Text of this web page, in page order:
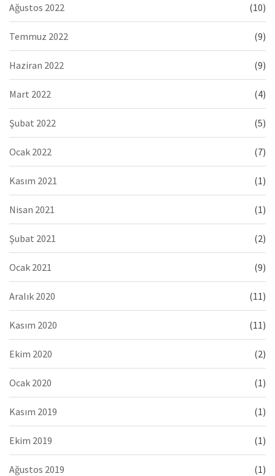
Ağustos 2022 (10)
Temmuz 2022 (9)
Haziran 2022 (9)
Mart 2022 (4)
Şubat 2022 (5)
Ocak 2022 (7)
Kasım 2021 (1)
Nisan 2021 (1)
Şubat 2021 (2)
Ocak 2021 (9)
Aralık 2020 (11)
Kasım 2020 (11)
Ekim 2020 (2)
Ocak 2020 (1)
Kasım 2019 (1)
Ekim 2019 (1)
Ağustos 2019 (1)